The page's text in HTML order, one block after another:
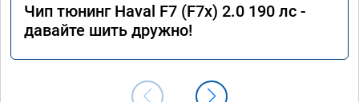
Чип тюнинг Haval F7 (F7x) 2.0 190 лс -
давайте шить дружно!